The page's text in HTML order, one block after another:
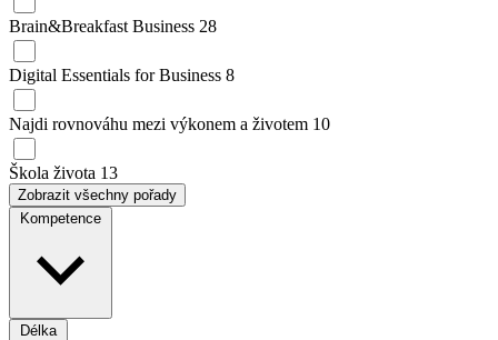
Brain&Breakfast Business 28
Digital Essentials for Business 8
Najdi rovnováhu mezi výkonem a životem 10
Škola života 13
Zobrazit všechny pořady
Kompetence
Délka